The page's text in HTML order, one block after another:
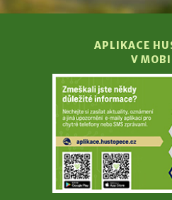
APLIKACE
V